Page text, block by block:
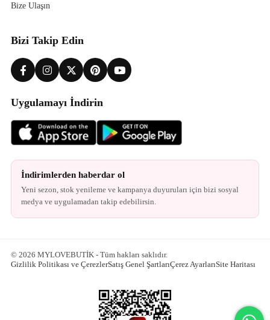
Bize Ulaşın
Bizi Takip Edin
Uygulamayı İndirin
İndirimlerden haberdar ol
Yeni sezon, stok yenileme ve kampanya duyuruları için bizi sosyal
medya ve uygulamadan takip edebilirsin.
© 2026 MYLOVEBUTİK - Tüm hakları saklıdır.
Gizlilik Politikası ve ÇerezlerSatış Genel ŞartlarıÇerez AyarlarıSite Haritası